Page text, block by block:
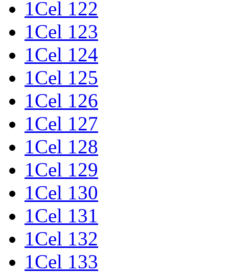
1Cel 122
1Cel 123
1Cel 124
1Cel 125
1Cel 126
1Cel 127
1Cel 128
1Cel 129
1Cel 130
1Cel 131
1Cel 132
1Cel 133